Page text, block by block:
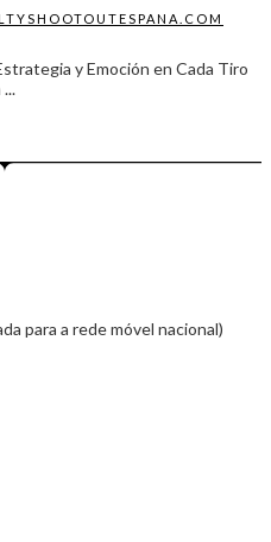
y Emoción en Cada Tiro
para a rede móvel nacional)